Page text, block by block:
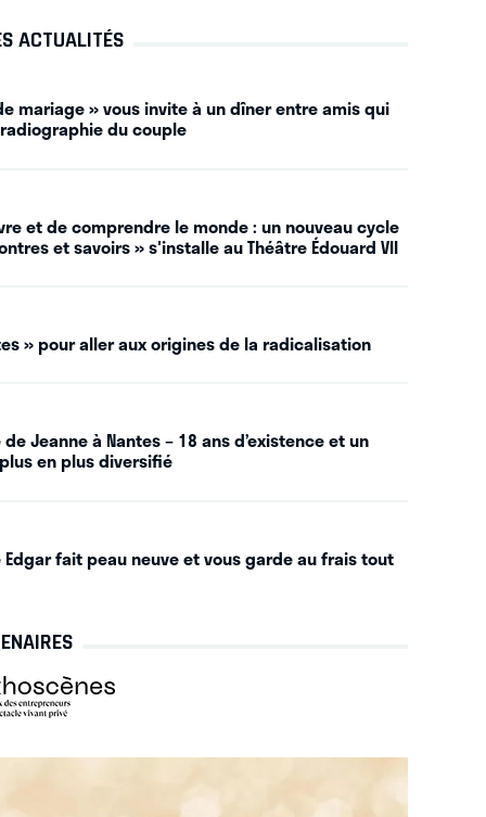
ACTUALITÉS
mariage » vous invite à un dîner entre amis qui
du couple
et de comprendre le monde : un nouveau cycle
et savoirs » s'installe au Théâtre Édouard VII
» pour aller aux origines de la radicalisation
de Jeanne à Nantes – 18 ans d’existence et un
en plus diversifié
Edgar fait peau neuve et vous garde au frais tout